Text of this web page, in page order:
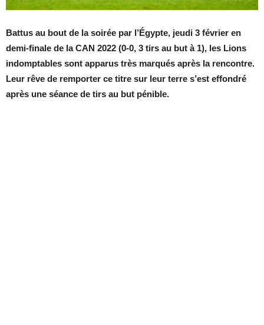
Battus au bout de la soirée par l’Égypte, jeudi 3 février en
demi-finale de la CAN 2022 (0-0, 3 tirs au but à 1), les Lions
indomptables sont apparus très marqués après la rencontre.
Leur rêve de remporter ce titre sur leur terre s’est effondré
après une séance de tirs au but pénible.